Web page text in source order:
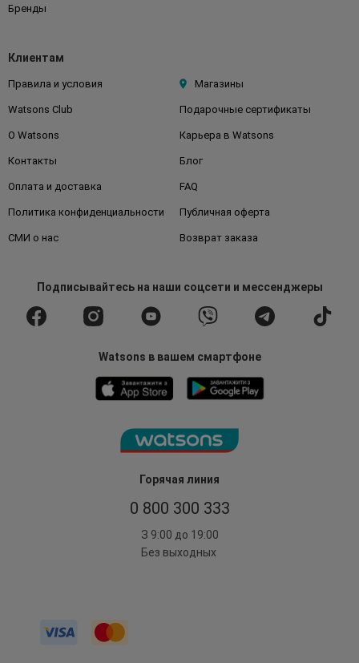
Горячая линия
0 800 300 333
З 9:00 до 19:00
Без выходных
Бренды
Клиентам
Правила и условия Магазины
Watsons Club Подарочные сертификаты
О Watsons Карьера в Watsons
Контакты Блог
Оплата и доставка FAQ
Политика конфиденциальности Публичная оферта
СМИ о нас Возврат заказа
Подписывайтесьна наши соцсети и мессенджеры
Watsons в вашем смартфоне